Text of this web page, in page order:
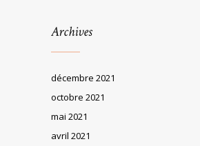
Archives
décembre 2021
octobre 2021
mai 2021
avril 2021